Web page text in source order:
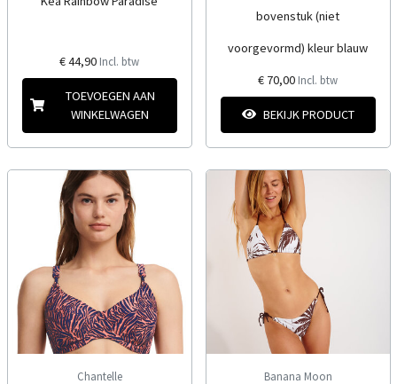
€ 44,90 Incl. btw
TOEVOEGEN AAN
WINKELWAGEN
bovenstuk (niet
voorgevormd) kleur blauw
€ 70,00 Incl. btw
BEKIJK PRODUCT
Chantelle
Banana Moon